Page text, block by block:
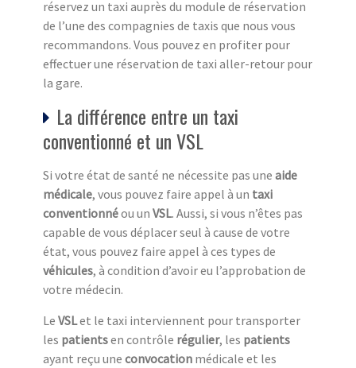
réservez un taxi auprès du module de réservation
de l’une des compagnies de taxis que nous vous
recommandons. Vous pouvez en profiter pour
effectuer une réservation de taxi aller-retour pour
la gare.
La différence entre un taxi
conventionné et un VSL
Si votre état de santé ne nécessite pas une aide
médicale, vous pouvez faire appel à un taxi
conventionnéou un VSL. Aussi, si vous n’êtes pas
capable de vous déplacer seul à cause de votre
état, vous pouvez faire appel à ces types de
véhicules, à condition d’avoir eu l’approbation de
votre médecin.
Le VSLet le taxi interviennent pour transporter
les patientsen contrôle régulier, les patients
ayant reçu une convocation médicale et les